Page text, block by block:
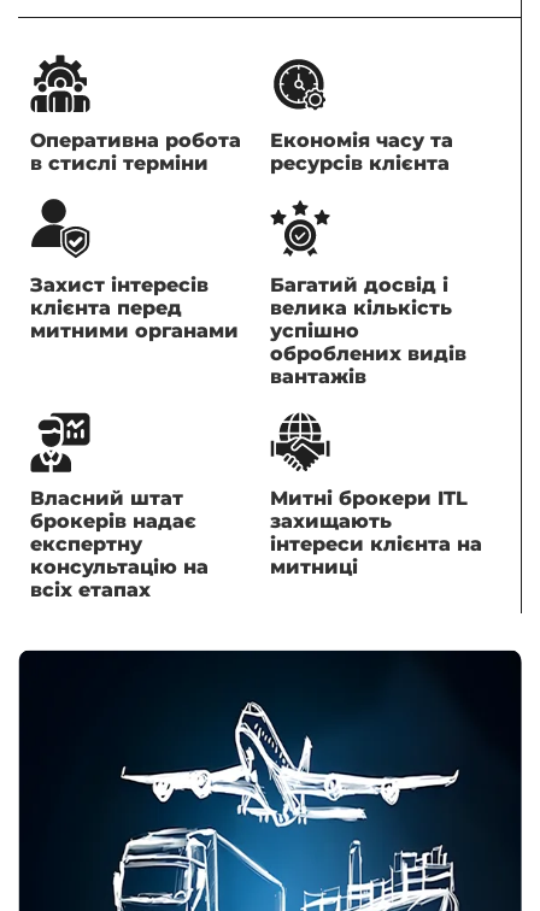
Оперативна робота
в стислі терміни
Економія часу та
ресурсів клієнта
Захист інтересів
клієнта перед
митними органами
Багатий досвід і
велика кількість
успішно
оброблених видів
вантажів
Власний штат
брокерів надає
експертну
консультацію на
всіх етапах
Митні брокери ITL
захищають
інтереси клієнта на
митниці